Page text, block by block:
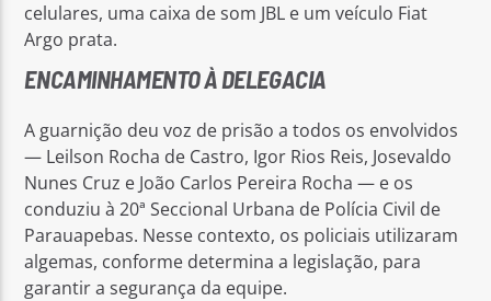
celulares, uma caixa de som JBL e um veículo Fiat
Argo prata.
ENCAMINHAMENTO À DELEGACIA
A guarnição deu voz de prisão a todos os envolvidos
— Leilson Rocha de Castro, Igor Rios Reis, Josevaldo
Nunes Cruz e João Carlos Pereira Rocha — e os
conduziu à 20ª Seccional Urbana de Polícia Civil de
Parauapebas. Nesse contexto, os policiais utilizaram
algemas, conforme determina a legislação, para
garantir a segurança da equipe.